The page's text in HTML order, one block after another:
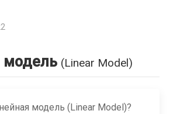
модель (Linear Model)
модель (Linear Model)?